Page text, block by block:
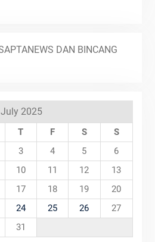
July 2025
T F S
S
3 4 5
6
10 11 12
13
17 18 19
20
24 25 26
27
31